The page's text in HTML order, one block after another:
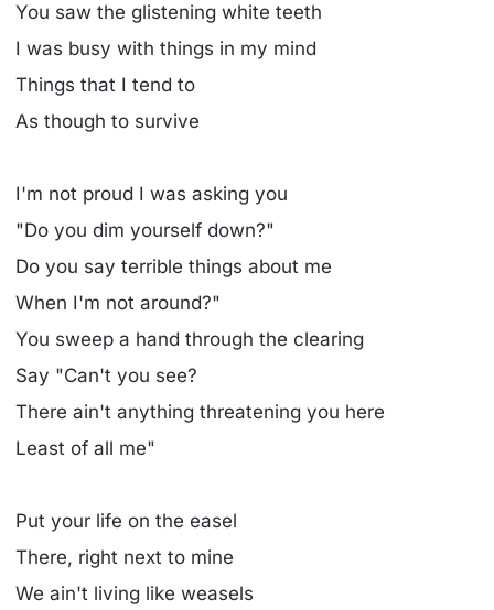
You saw the glistening white teeth
I was busy with things in my mind
Things that I tend to
As though to survive
I'm not proud I was asking you
"Do you dim yourself down?"
Do you say terrible things about me
When I'm not around?"
You sweep a hand through the clearing
Say "Can't you see?
There ain't anything threatening you here
Least of all me"
Put your life on the easel
There, right next to mine
We ain't living like weasels